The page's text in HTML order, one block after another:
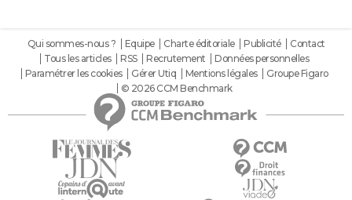
Qui sommes-nous ? Equipe Charte éditoriale Publicité
Contact
Tous les articles
RSS Recrutement
Données personnelles
Paramétrer les cookies
Gérer Utiq Mentions légales
Groupe Figaro
© 2026 CCM Benchmark